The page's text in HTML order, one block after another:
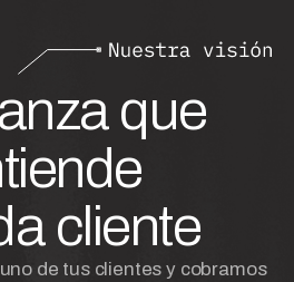
que
cliente
de tus clientes y cobramos